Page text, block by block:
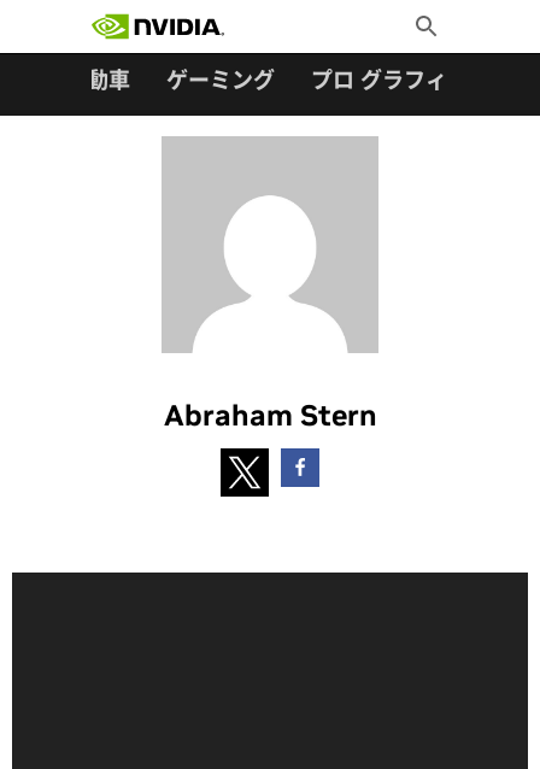
Toggle
Search
自動車 ゲーミング プロ グラフィックス
Abraham Stern